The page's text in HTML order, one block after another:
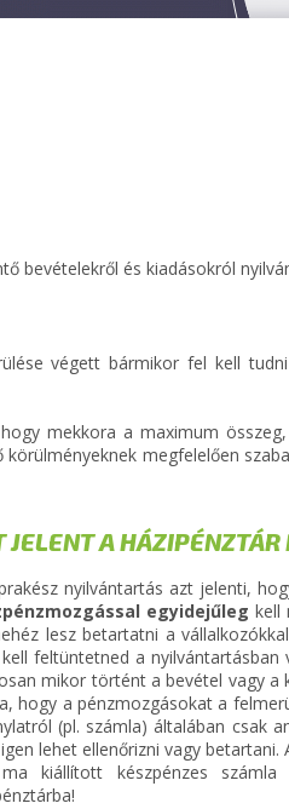
bevételekről és kiadásokról
végett bármikor fel kell
mekkora a maximum
megfelelően
JELENT A
nyilvántartás azt jelenti,
egyidejűleg kell
lesz betartatni a
feltüntetned a
mikor történt a bevétel vagy a
hogy a pénzmozgásokat a
(pl. számla) általában csak
lehet ellenőrizni vagy
kiállított készpénzes